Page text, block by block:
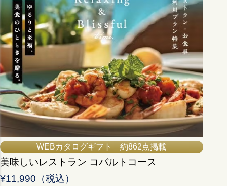
WEBカタログギフト 約862点掲載
美味しいレストラン コバルトコース
¥11,990（税込）